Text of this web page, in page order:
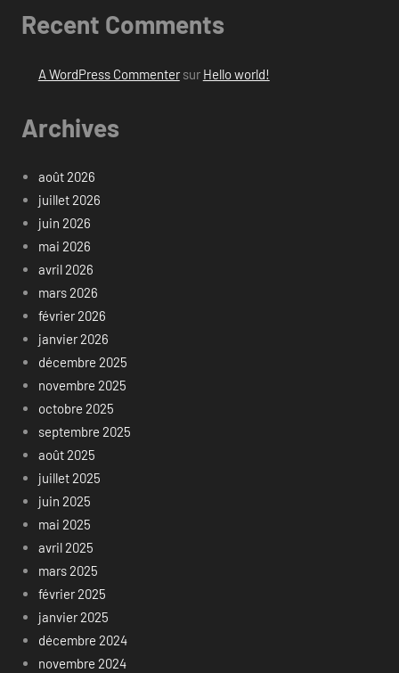
Recent Comments
A WordPress Commentersur Hello world!
Archives
août 2026
juillet 2026
juin 2026
mai 2026
avril 2026
mars 2026
février 2026
janvier 2026
décembre 2025
novembre 2025
octobre 2025
septembre 2025
août 2025
juillet 2025
juin 2025
mai 2025
avril 2025
mars 2025
février 2025
janvier 2025
décembre 2024
novembre 2024